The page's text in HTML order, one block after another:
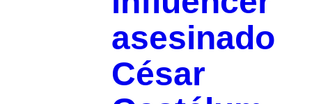
asesinado
César